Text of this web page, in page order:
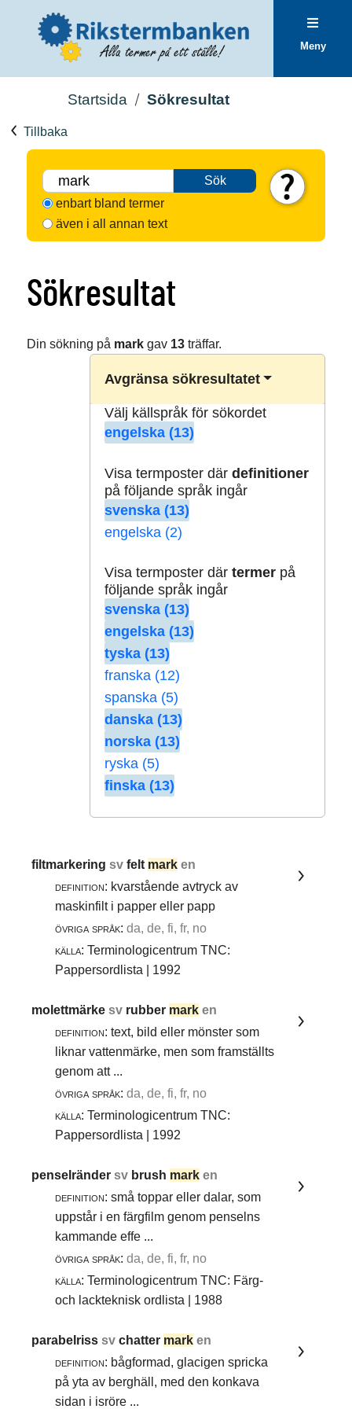
Meny
Startsida Sökresultat
Tillbaka
Sök
enbart bland termer
även i all annan text
Sökresultat
Din sökning på markgav 13träffar.
Avgränsa sökresultatet
Välj källspråk för sökordet
engelska (13)
Visa termposter där definitioner
på följande språk ingår
svenska (13)
engelska (2)
Visa termposter där termerpå
följande språk ingår
svenska (13)
engelska (13)
tyska (13)
franska (12)
spanska (5)
danska (13)
norska (13)
ryska (5)
finska (13)
filtmarkeringsvfelt mark en
definition: kvarstående avtryck av
maskinfilt i papper eller papp
övriga språk: da, de, fi, fr, no
källa: Terminologicentrum TNC:
Pappersordlista | 1992
molettmärkesv rubber mark en
definition: text, bild eller mönster som
liknar vattenmärke, men som framställts
genom att ...
övriga språk: da, de, fi, fr, no
källa: Terminologicentrum TNC:
Pappersordlista | 1992
penselrändersv brush mark en
definition: små toppar eller dalar, som
uppstår i en färgfilm genom penselns
kammande effe ...
övriga språk: da, de, fi, fr, no
källa: Terminologicentrum TNC: Färg-
och lackteknisk ordlista | 1988
parabelrisssvchatter mark en
definition: bågformad, glacigen spricka
på yta av berghäll, med den konkava
sidan i isröre ...